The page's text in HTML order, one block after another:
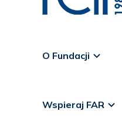
O Fundacji
Wspieraj FAR